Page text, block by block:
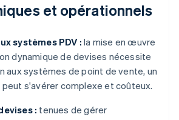
et opérationnels
systèmes PDV : la mise en œuvre
dynamique de devises nécessite
aux systèmes de point de vente, un
s'avérer complexe et coûteux.
: tenues de gérer